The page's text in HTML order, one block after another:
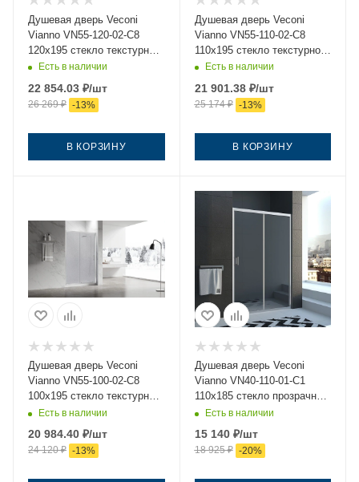
Душевая дверь Veconi
Vianno VN55-120-02-C8
120х195 стекло текстурное
профиль хром
Есть в наличии
22 854.03 ₽/шт
26 269₽ -13%
В КОРЗИНУ
Душевая дверь Veconi
Vianno VN55-110-02-C8
110х195 стекло текстурное
профиль хром
Есть в наличии
21 901.38₽/шт
25 174₽ -13%
В КОРЗИНУ
Душевая дверь Veconi
Vianno VN55-100-02-C8
100х195 стекло текстурное
профиль хром
Есть в наличии
20 984.40 ₽/шт
24 120₽ -13%
Душевая дверь Veconi
Vianno VN40-110-01-C1
110х185 стекло прозрачное
профиль хром
Есть в наличии
15 140₽/шт
18 925₽ -20%